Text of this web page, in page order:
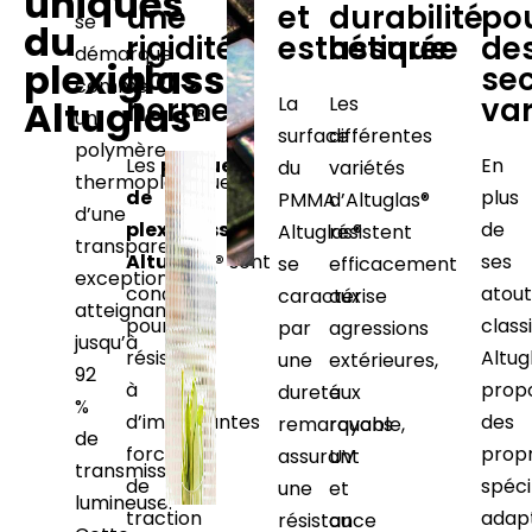
du
plexiglass
Altuglas®
se
démarque
comme
un
polymère
thermoplastique
d’une
transparence
exceptionnelle,
atteignant
jusqu’à
92
%
de
transmission
lumineuse.
une
rigidité
hors
normes
Lesplaques
de
plexiglass
Altuglas®sont
conçues
pour
résister
à
d’importantes
forces
de
traction
et
esthétique
La
surface
du
PMMA
Altuglas®
se
caractérise
par
une
dureté
remarquable,
assurant
une
résistance
durabilité
assurée
Les
différentes
variétés
d’Altuglas®
résistent
efficacement
aux
agressions
extérieures,
aux
rayons
UV
et
au
En
plus
de
ses
des